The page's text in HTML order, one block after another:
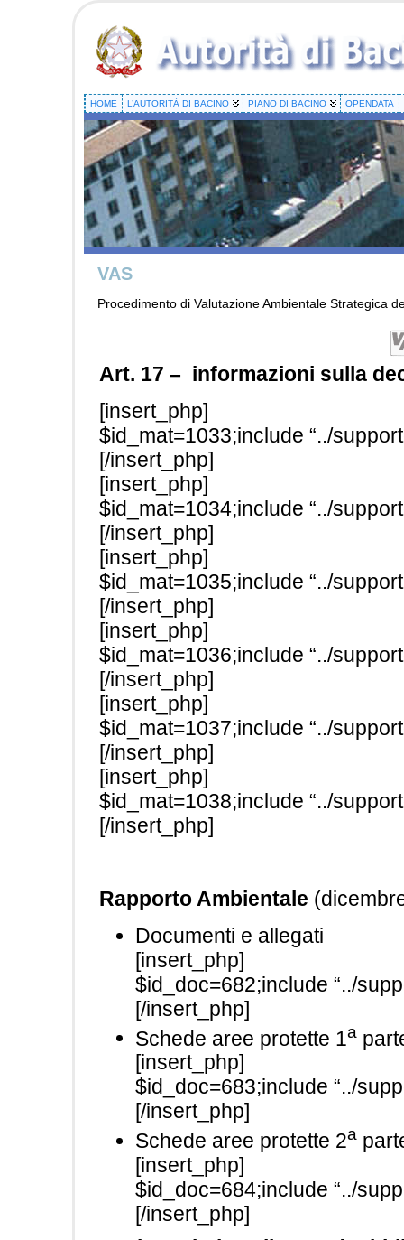
HOME L’AUTORITÀ DI BACINO PIANO DI BACINO OPENDATA
VAS
Procedimento di Valutazione Ambientale Strategica
Art. 17 – informazioni sulla
[insert_php]
$id_mat=1033;include “../
[/insert_php]
[insert_php]
$id_mat=1034;include “../
[/insert_php]
[insert_php]
$id_mat=1035;include “../
[/insert_php]
[insert_php]
$id_mat=1036;include “../
[/insert_php]
[insert_php]
$id_mat=1037;include “../
[/insert_php]
[insert_php]
$id_mat=1038;include “../
[/insert_php]
Rapporto Ambientale
Documenti e allegati
[insert_php]
$id_doc=682;include “../
[/insert_php]
Schede aree protette 1a
[insert_php]
$id_doc=683;include “../
[/insert_php]
Schede aree protette 2a
[insert_php]
$id_doc=684;include “../
[/insert_php]